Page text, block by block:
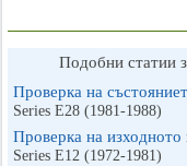
Подобни статии
Проверка на
Series E28 (1981-1988)
Проверка на изходното
Series E12 (1972-1981)